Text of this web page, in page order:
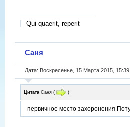
Qui quaerit, reperit
Саня
Дата: Воскресенье, 15 Марта 2015,
Цитата Саня ( )
первичное место захоронения